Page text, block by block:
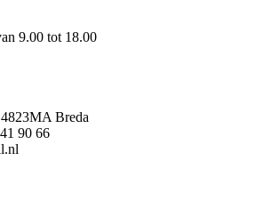
9.00 tot 18.00
Breda
90 66